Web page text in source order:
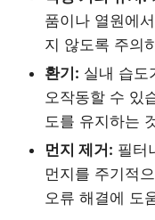
품이나 열원에
지 않도록 주의
환기: 실내 습도
오작동할 수 있
도를 유지하는
먼지 제거: 필터
먼지를 주기적
오류 해결에 도